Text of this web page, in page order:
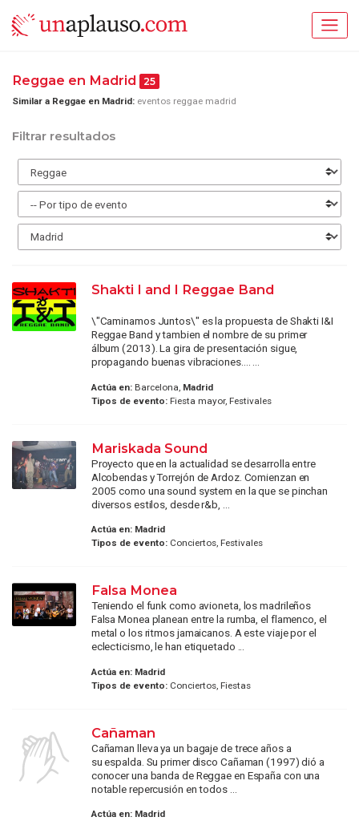
Reggae en Madrid 25
Similar a Reggae en Madrid: eventos reggae madrid
Filtrar resultados
Shakti I and I Reggae Band
\"Caminamos Juntos\" es la propuesta de Shakti I&I
Reggae Band y tambien el nombre de su primer
álbum (2013). La gira de presentación sigue,
propagando buenas vibraciones.... ...
Actúa en:Barcelona, Madrid
Tipos de evento:Fiesta mayor, Festivales
Mariskada Sound
Proyecto que en la actualidad se desarrolla entre
Alcobendas y Torrejón de Ardoz. Comienzan en
2005 como una sound system en la que se pinchan
diversos estilos, desde r&b, ...
Actúa en: Madrid
Tipos de evento:Conciertos, Festivales
Falsa Monea
Teniendo el funk como avioneta, los madrileños
Falsa Monea planean entre la rumba, el flamenco, el
metal o los ritmos jamaicanos. A este viaje por el
eclecticismo, le han etiquetado ...
Actúa en: Madrid
Tipos de evento:Conciertos, Fiestas
Cañaman
Cañaman lleva ya un bagaje de trece años a
su espalda. Su primer disco Cañaman (1997) dió a
conocer una banda de Reggae en España con una
notable repercusión en todos ...
Actúa en: Madrid